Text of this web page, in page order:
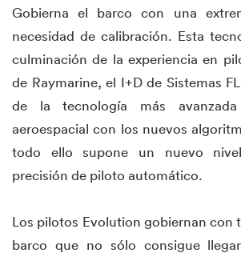
Gobierna el barco con una
necesidad de calibración. Esta
culminación de la experiencia en
de Raymarine, el I+D de Sistemas
de la tecnología más
aeroespacial con los nuevos
todo ello supone un nuevo
precisión de piloto automático.
Los pilotos Evolution gobiernan con
barco que no sólo consigue